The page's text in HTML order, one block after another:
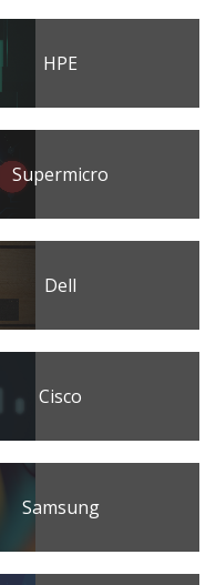
HPE
Supermicro
Dell
Cisco
Samsung